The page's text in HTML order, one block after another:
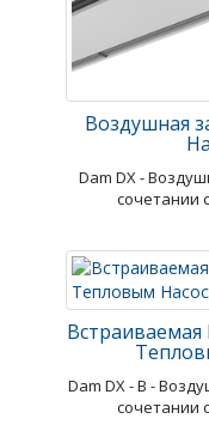
Воздушная
Dam DX -
сочетании
Встраиваемая
Dam DX - В -
сочетании